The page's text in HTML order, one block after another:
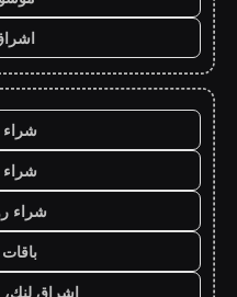
شراء
شراء
شراء
اشراق لنك،